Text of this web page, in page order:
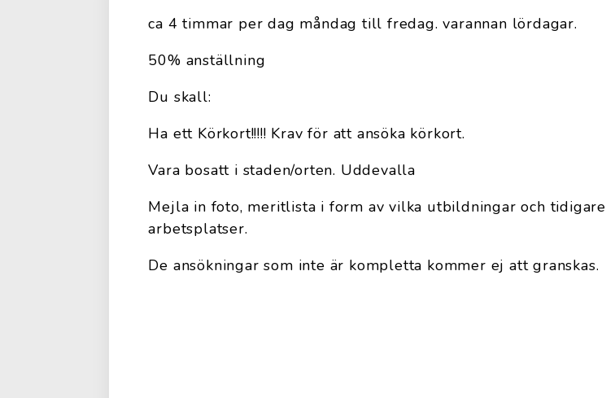
ca 4 timmar per dag måndag till fredag. varannan lördagar.
50% anställning
Du skall:
Ha ett Körkort!!!!! Krav för att ansöka körkort.
Vara bosatt i staden/orten. Uddevalla
Mejla in foto, meritlista i form av vilka utbildningar och tidigare
arbetsplatser.
De ansökningar som inte är kompletta kommer ej att granskas.